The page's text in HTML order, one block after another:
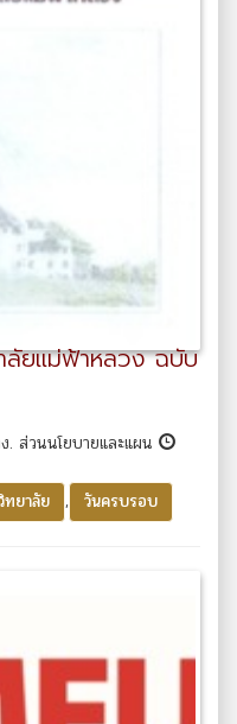
ลัยแม่ฟ้าหลวง ฉบับ
. ส่วนนโยบายและแผน
ทยาลัย , วันครบรอบ